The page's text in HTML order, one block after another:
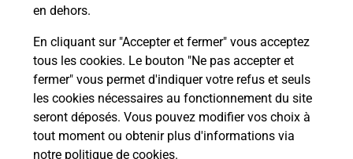
en dehors.
En cliquant sur "Accepter et fermer" vous acceptez
tous les cookies. Le bouton "Ne pas accepter et
fermer" vous permet d'indiquer votre refus et seuls
les cookies nécessaires au fonctionnement du site
seront déposés. Vous pouvez modifier vos choix à
tout moment ou obtenir plus d'informations via
notre politique de cookies.
Localiser Liste
Liste - téléassistance
Manche - téléassistance
Agon Coutainville - téléassistance